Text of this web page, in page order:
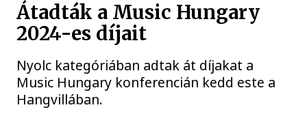
Átadták a Music Hungary
2024-es díjait
Nyolc kategóriában adtak át díjakat a
Music Hungary konferencián kedd este a
Hangvillában.